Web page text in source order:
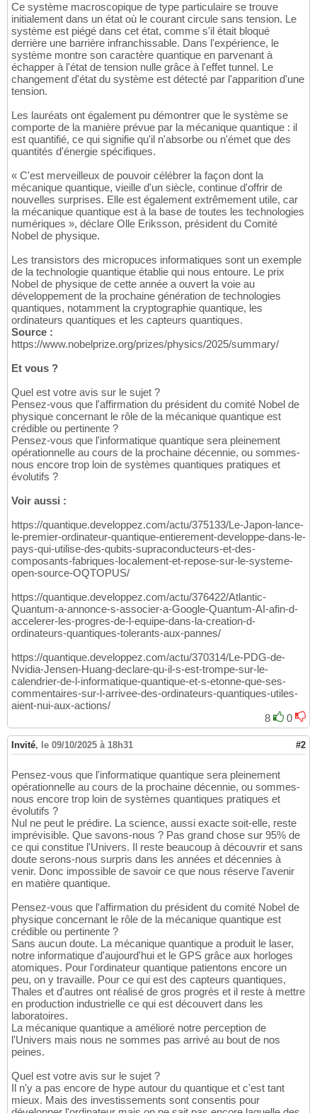
Ce système macroscopique de type particulaire se trouve
initialement dans un état où le courant circule sans tension. Le
système est piégé dans cet état, comme s'il était bloqué
derrière une barrière infranchissable. Dans l'expérience, le
système montre son caractère quantique en parvenant à
échapper à l'état de tension nulle grâce à l'effet tunnel. Le
changement d'état du système est détecté par l'apparition d'une
tension.
Les lauréats ont également pu démontrer que le système se
comporte de la manière prévue par la mécanique quantique : il
est quantifié, ce qui signifie qu'il n'absorbe ou n'émet que des
quantités d'énergie spécifiques.
« C'est merveilleux de pouvoir célébrer la façon dont la
mécanique quantique, vieille d'un siècle, continue d'offrir de
nouvelles surprises. Elle est également extrêmement utile, car
la mécanique quantique est à la base de toutes les technologies
numériques », déclare Olle Eriksson, président du Comité
Nobel de physique.
Les transistors des micropuces informatiques sont un exemple
de la technologie quantique établie qui nous entoure. Le prix
Nobel de physique de cette année a ouvert la voie au
développement de la prochaine génération de technologies
quantiques, notamment la cryptographie quantique, les
ordinateurs quantiques et les capteurs quantiques.
Source :
https://www.nobelprize.org/prizes/physics/2025/summary/
Et vous ?
Quel est votre avis sur le sujet ?
Pensez-vous que l'affirmation du président du comité Nobel de
physique concernant le rôle de la mécanique quantique est
crédible ou pertinente ?
Pensez-vous que l'informatique quantique sera pleinement
opérationnelle au cours de la prochaine décennie, ou sommes-
nous encore trop loin de systèmes quantiques pratiques et
évolutifs ?
Voir aussi :
https://quantique.developpez.com/actu/375133/Le-Japon-lance-
le-premier-ordinateur-quantique-entierement-developpe-dans-le-
pays-qui-utilise-des-qubits-supraconducteurs-et-des-
composants-fabriques-localement-et-repose-sur-le-systeme-
open-source-OQTOPUS/
https://quantique.developpez.com/actu/376422/Atlantic-
Quantum-a-annonce-s-associer-a-Google-Quantum-AI-afin-d-
accelerer-les-progres-de-l-equipe-dans-la-creation-d-
ordinateurs-quantiques-tolerants-aux-pannes/
https://quantique.developpez.com/actu/370314/Le-PDG-de-
Nvidia-Jensen-Huang-declare-qu-il-s-est-trompe-sur-le-
calendrier-de-l-informatique-quantique-et-s-etonne-que-ses-
commentaires-sur-l-arrivee-des-ordinateurs-quantiques-utiles-
aient-nui-aux-actions/
8
0
Invité, le 09/10/2025 à 18h31 #2
Pensez-vous que l'informatique quantique sera pleinement
opérationnelle au cours de la prochaine décennie, ou sommes-
nous encore trop loin de systèmes quantiques pratiques et
évolutifs ?
Nul ne peut le prédire. La science, aussi exacte soit-elle, reste
imprévisible. Que savons-nous ? Pas grand chose sur 95% de
ce qui constitue l'Univers. Il reste beaucoup à découvrir et sans
doute serons-nous surpris dans les années et décennies à
venir. Donc impossible de savoir ce que nous réserve l'avenir
en matière quantique.
Pensez-vous que l'affirmation du président du comité Nobel de
physique concernant le rôle de la mécanique quantique est
crédible ou pertinente ?
Sans aucun doute. La mécanique quantique a produit le laser,
notre informatique d'aujourd'hui et le GPS grâce aux horloges
atomiques. Pour l'ordinateur quantique patientons encore un
peu, on y travaille. Pour ce qui est des capteurs quantiques,
Thales et d'autres ont réalisé de gros progrès et il reste à mettre
en production industrielle ce qui est découvert dans les
laboratoires.
La mécanique quantique a amélioré notre perception de
l'Univers mais nous ne sommes pas arrivé au bout de nos
peines.
Quel est votre avis sur le sujet ?
Il n'y a pas encore de hype autour du quantique et c'est tant
mieux. Mais des investissements sont consentis pour